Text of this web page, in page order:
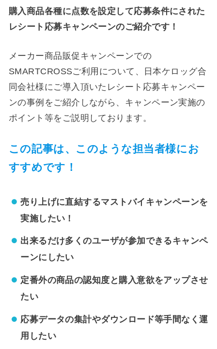
購入商品各種に点数を設定して応募条件にされた
レシート応募キャンペーンのご紹介です！
メーカー商品販促キャンペーンでの
SMARTCROSSご利用について、日本ケロッグ合
同会社様にご導入頂いたレシート応募キャンペー
ンの事例をご紹介しながら、キャンペーン実施の
ポイント等をご説明しております。
この記事は、このような担当者様にお
すすめです！
売り上げに直結するマストバイキャンペーンを
実施したい！
出来るだけ多くのユーザが参加できるキャンペ
ーンにしたい
定番外の商品の認知度と購入意欲をアップさせ
たい
応募データの集計やダウンロード等手間なく運
用したい